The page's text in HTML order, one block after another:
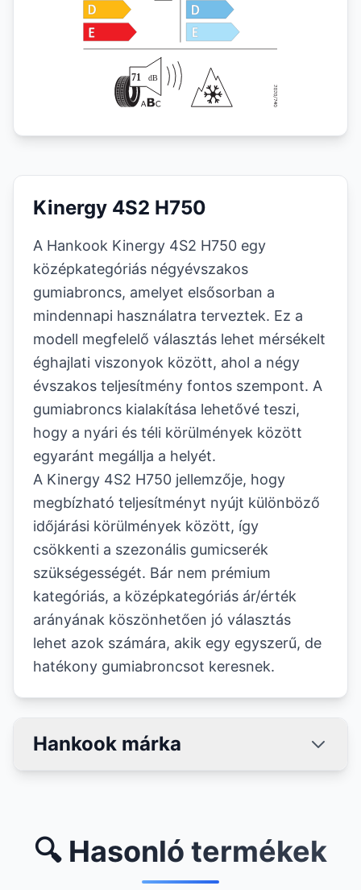
Kinergy 4S2 H750
A Hankook Kinergy 4S2 H750 egy
középkategóriás négyévszakos
gumiabroncs, amelyet elsősorban a
mindennapi használatra terveztek. Ez a
modell megfelelő választás lehet mérsékelt
éghajlati viszonyok között, ahol a négy
évszakos teljesítmény fontos szempont. A
gumiabroncs kialakítása lehetővé teszi,
hogy a nyári és téli körülmények között
egyaránt megállja a helyét.
A Kinergy 4S2 H750 jellemzője, hogy
megbízható teljesítményt nyújt különböző
időjárási körülmények között, így
csökkenti a szezonális gumicserék
szükségességét. Bár nem prémium
kategóriás, a középkategóriás ár/érték
arányának köszönhetően jó választás
lehet azok számára, akik egy egyszerű, de
hatékony gumiabroncsot keresnek.
Hankook márka
🔍 Hasonló termékek